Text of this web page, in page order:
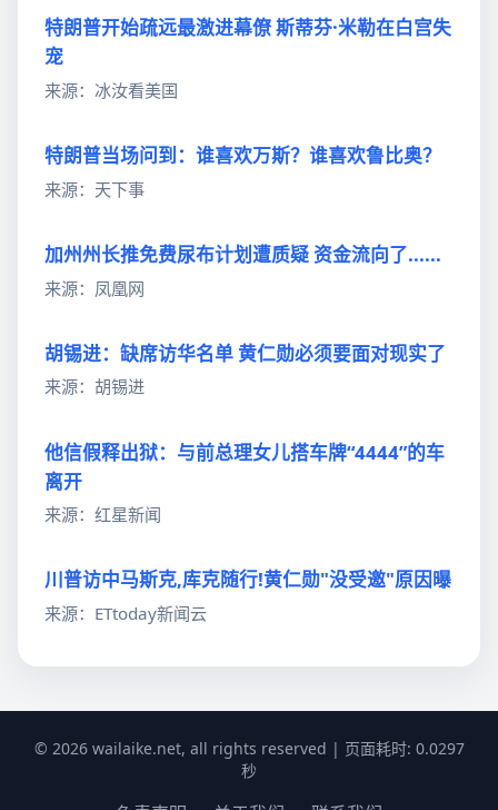
特朗普开始疏远最激进幕僚 斯蒂芬·米勒在白宫失
宠
来源：冰汝看美国
特朗普当场问到：谁喜欢万斯？谁喜欢鲁比奥？
来源：天下事
加州州长推免费尿布计划遭质疑 资金流向了......
来源：凤凰网
胡锡进：缺席访华名单 黄仁勋必须要面对现实了
来源：胡锡进
他信假释出狱：与前总理女儿搭车牌“4444”的车
离开
来源：红星新闻
川普访中马斯克,库克随行!黄仁勋"没受邀"原因曝
来源：ETtoday新闻云
© 2026 wailaike.net, all rights reserved | 页面耗时: 0.0297
秒